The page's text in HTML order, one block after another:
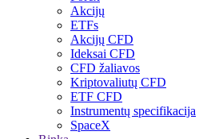
Akcijų
ETFs
Akcijų CFD
Ideksai CFD
CFD žaliavos
Kriptovaliutų CFD
ETF CFD
Instrumentų specifikacija
SpaceX